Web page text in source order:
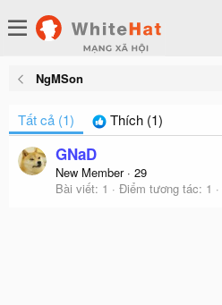
NgMSon
Tất cả (1) Thích (1)
GNaD
New Member · 29
Bài viết 1 Điểm tương tác 1